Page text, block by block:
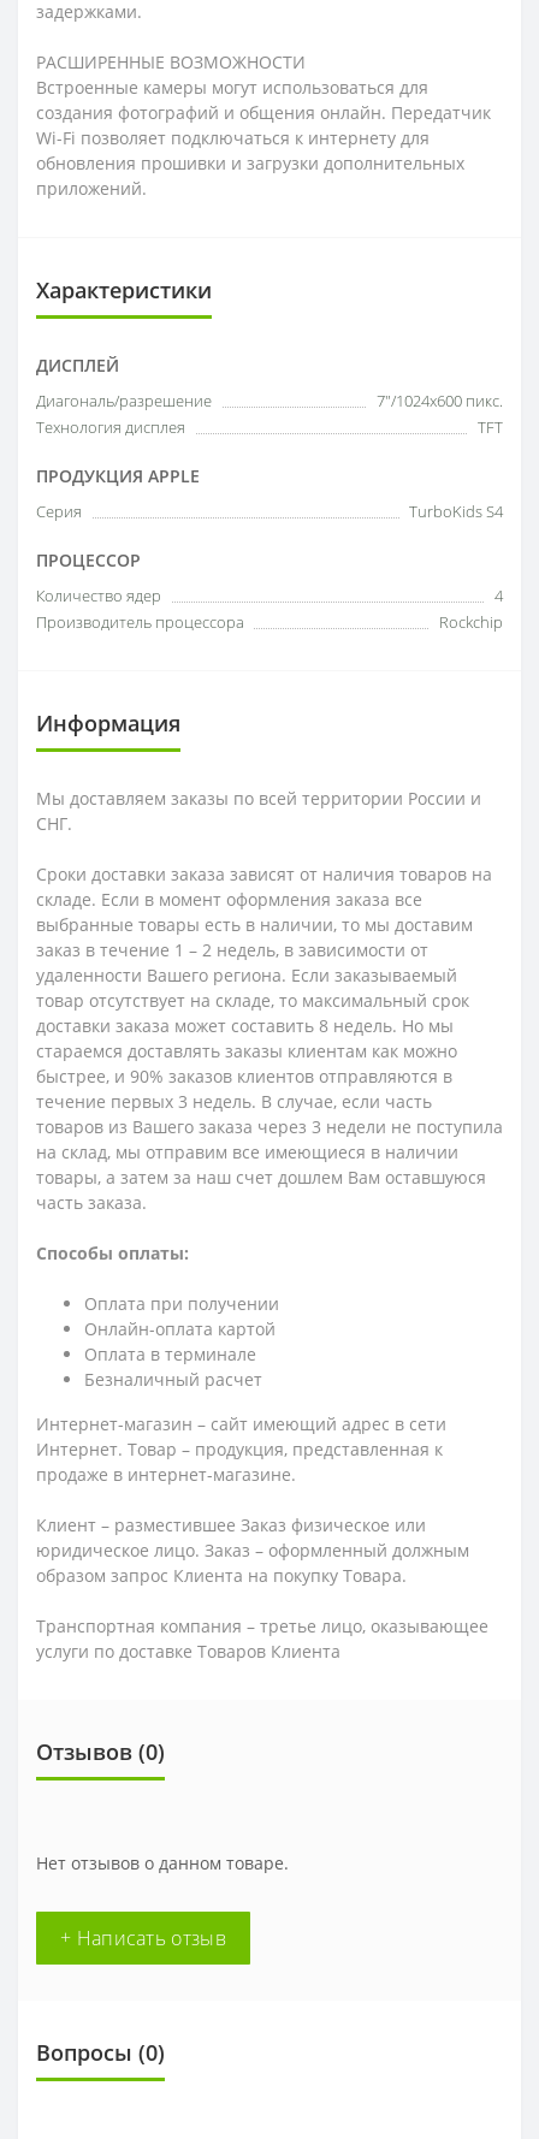
задержками.
РАСШИРЕННЫЕ ВОЗМОЖНОСТИ
Встроенные камеры могут использоваться для
создания фотографий и общения онлайн. Передатчик
Wi-Fi позволяет подключаться к интернету для
обновления прошивки и загрузки дополнительных
приложений.
Характеристики
ДИСПЛЕЙ
Диагональ/разрешение
7"/1024х600 пикс.
Технология дисплея
TFT
ПРОДУКЦИЯ APPLE
Серия TurboKids S4
ПРОЦЕССОР
Количество ядер
4
Производитель процессора
Rockchip
Информация
Мы доставляем заказы по всей территории России и
СНГ.
Сроки доставки заказа зависят от наличия товаров на
складе. Если в момент оформления заказа все
выбранные товары есть в наличии, то мы доставим
заказ в течение 1 – 2 недель, в зависимости от
удаленности Вашего региона. Если заказываемый
товар отсутствует на складе, то максимальный срок
доставки заказа может составить 8 недель. Но мы
стараемся доставлять заказы клиентам как можно
быстрее, и 90% заказов клиентов отправляются в
течение первых 3 недель. В случае, если часть
товаров из Вашего заказа через 3 недели не поступила
на склад, мы отправим все имеющиеся в наличии
товары, а затем за наш счет дошлем Вам оставшуюся
часть заказа.
Способы оплаты:
Оплата при получении
Онлайн-оплата картой
Оплата в терминале
Безналичный расчет
Интернет-магазин – сайт имеющий адрес в сети
Интернет. Товар – продукция, представленная к
продаже в интернет-магазине.
Клиент – разместившее Заказ физическое или
юридическое лицо. Заказ – оформленный должным
образом запрос Клиента на покупку Товара.
Транспортная компания – третье лицо, оказывающее
услуги по доставке Товаров Клиента
Отзывов (0)
Нет отзывов о данном товаре.
+ Написать отзыв
Вопросы (0)